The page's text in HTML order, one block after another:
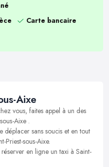
Carte bancaire
Aixe
vous, faites appel à un des
Aixe .
déplacer sans soucis et en tout
Priest-sous-Aixe.
en ligne un taxi à Saint-